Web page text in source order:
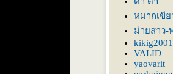
หมากเขีย
ม่ายสาว-
kikig2001
VALID
yaovarit